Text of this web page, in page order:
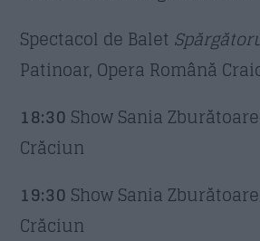
Spectacol de Balet
Patinoar, Opera Română
18:30 Show Sania
Crăciun
19:30 Show Sania
Crăciun